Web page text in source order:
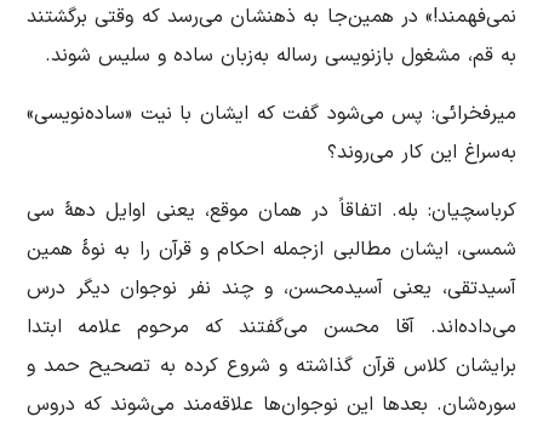
نمی‌فهمند!» در همین‌جا به ذهنشان می‌رسد که وقتی برگشتند
به قم، مشغول بازنویسی رساله به‌زبان ساده و سلیس شوند.
میرفخرائی: پس می‌شود گفت که ایشان با نیت «ساده‌نویسی»
به‌سراغ این کار می‌روند؟
کرباسچیان: بله. اتفاقاً در همان موقع، یعنی اوایل دهۀ سی
شمسی، ایشان مطالبی ازجمله احکام و قرآن را به نوۀ همین
آسیدتقی، یعنی آسیدمحسن، و چند نفر نوجوان دیگر درس
می‌داده‌اند. آقا محسن می‌گفتند که مرحوم علامه ابتدا
برایشان کلاس قرآن گذاشته و شروع کرده به تصحیح حمد و
سوره‌شان. بعدها این نوجوان‌ها علاقه‌مند می‌شوند که دروس